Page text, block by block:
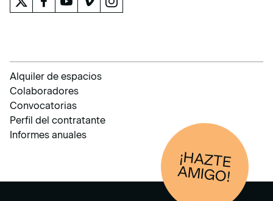
Alquiler de espacios
Colaboradores
Convocatorias
Perfil del contratante
Informes anuales
¡HAZTE
AM
IGO!